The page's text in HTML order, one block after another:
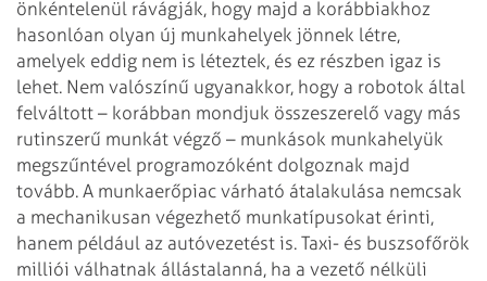
önkéntelenül rávágják, hogy majd a korábbiakhoz
hasonlóan olyan új munkahelyek jönnek létre,
amelyek eddig nem is léteztek, és ez részben igaz is
lehet. Nem valószínű ugyanakkor, hogy a robotok által
felváltott – korábban mondjuk összeszerelő vagy más
rutinszerű munkát végző – munkások munkahelyük
megszűntével programozóként dolgoznak majd
tovább. A munkaerőpiac várható átalakulása nemcsak
a mechanikusan végezhető munkatípusokat érinti,
hanem például az autóvezetést is. Taxi- és buszsofőrök
milliói válhatnak állástalanná, ha a vezető nélküli